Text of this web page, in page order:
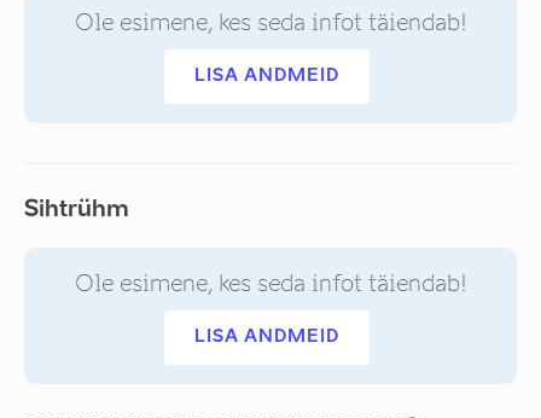
Ole esimene, kes seda infot täiendab!
LISA ANDMEID
Sihtrühm
Ole esimene, kes seda infot täiendab!
LISA ANDMEID